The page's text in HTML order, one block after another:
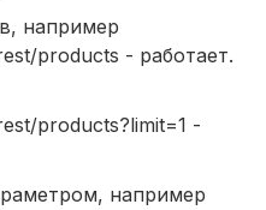
например
products - работает.
products?limit=1 -
например